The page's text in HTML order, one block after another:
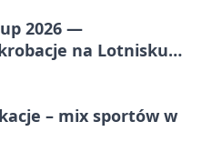
2026 —
na Lotnisku
– mix sportów w